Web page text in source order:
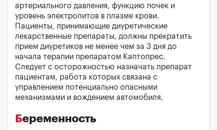
артериального давления, функцию почек и
уровень электролитов в плазме крови.
Пациенты, принимающие диуретические
лекарственные препараты, должны прекратить
прием диуретиков не менее чем за 3 дня до
начала терапии препаратом Каптопрес.
Следует с осторожностью назначать препарат
пациентам, работа которых связана с
управлением потенциально опасными
механизмами и вождением автомобиля.
Беременность